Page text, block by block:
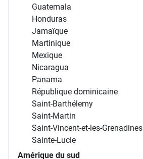
Guatemala
Honduras
Jamaïque
Martinique
Mexique
Nicaragua
Panama
République dominicaine
Saint-Barthélemy
Saint-Martin
Saint-Vincent-et-les-Grenadines
Sainte-Lucie
Amérique du sud